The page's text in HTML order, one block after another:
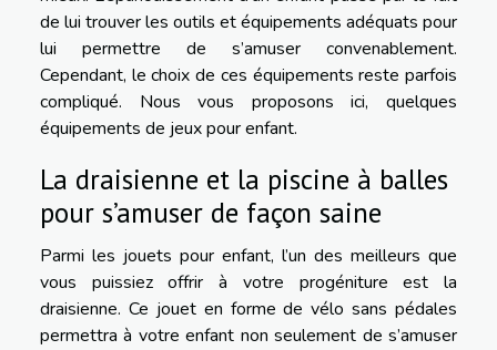
de lui trouver les outils et équipements adéquats pour
lui permettre de s’amuser convenablement.
Cependant, le choix de ces équipements reste parfois
compliqué. Nous vous proposons ici, quelques
équipements de jeux pour enfant.
La draisienne et la piscine à balles
pour s’amuser de façon saine
Parmi les jouets pour enfant, l’un des meilleurs que
vous puissiez offrir à votre progéniture est la
draisienne. Ce jouet en forme de vélo sans pédales
permettra à votre enfant non seulement de s’amuser